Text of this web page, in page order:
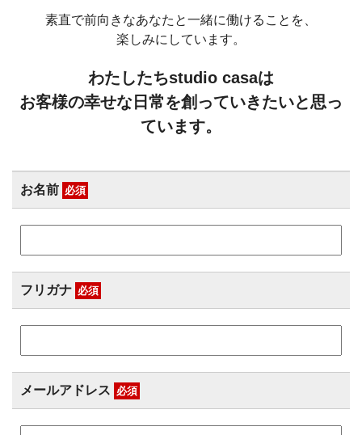
素直で前向きなあなたと一緒に働けることを、
楽しみにしています。
わたしたちstudio casaは
お客様の幸せな日常を創っていきたいと思っ
ています。
お名前 必須
フリガナ 必須
メールアドレス 必須